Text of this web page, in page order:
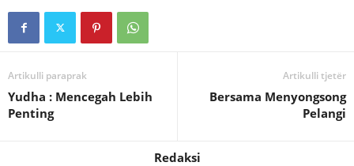
Artikulli paraprak
Yudha : Mencegah Lebih
Penting
Artikulli tjetër
Bersama Menyongsong
Pelangi
Redaksi